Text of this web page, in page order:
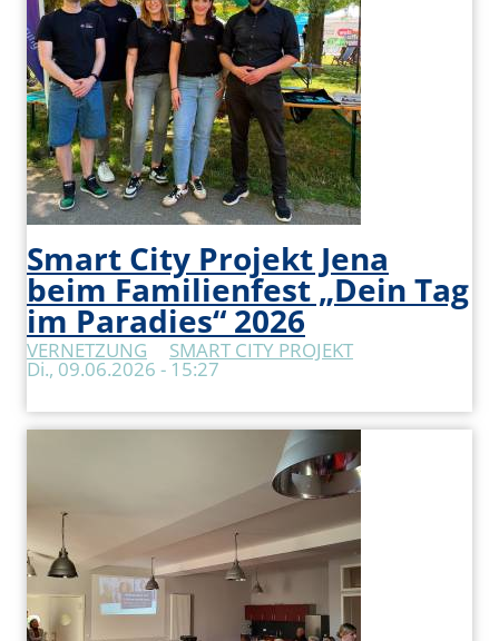
Smart City Projekt Jena
beim Familienfest „Dein Tag
im Paradies“ 2026
VERNETZUNG SMART CITY PROJEKT
Di., 09.06.2026 - 15:27